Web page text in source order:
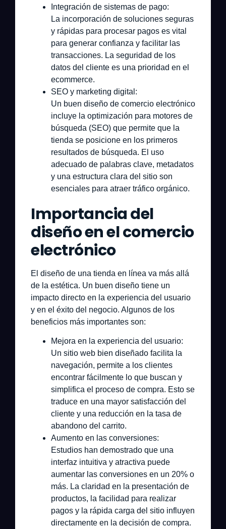
Integración de sistemas de pago:
La incorporación de soluciones seguras
y rápidas para procesar pagos es vital
para generar confianza y facilitar las
transacciones. La seguridad de los
datos del cliente es una prioridad en el
ecommerce.
SEO y marketing digital:
Un buen diseño de comercio electrónico
incluye la optimización para motores de
búsqueda (SEO) que permite que la
tienda se posicione en los primeros
resultados de búsqueda. El uso
adecuado de palabras clave, metadatos
y una estructura clara del sitio son
esenciales para atraer tráfico orgánico.
Importancia del
diseño en el comercio
electrónico
El diseño de una tienda en línea va más allá
de la estética. Un buen diseño tiene un
impacto directo en la experiencia del usuario
y en el éxito del negocio. Algunos de los
beneficios más importantes son:
Mejora en la experiencia del usuario:
Un sitio web bien diseñado facilita la
navegación, permite a los clientes
encontrar fácilmente lo que buscan y
simplifica el proceso de compra. Esto se
traduce en una mayor satisfacción del
cliente y una reducción en la tasa de
abandono del carrito.
Aumento en las conversiones:
Estudios han demostrado que una
interfaz intuitiva y atractiva puede
aumentar las conversiones en un 20% o
más. La claridad en la presentación de
productos, la facilidad para realizar
pagos y la rápida carga del sitio influyen
directamente en la decisión de compra.